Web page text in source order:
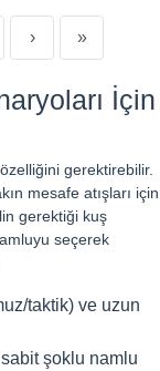
› »
İçin
gerektirebilir.
mesafe atışları için
gerektiği kuş
seçerek
taktik) ve uzun
şoklu namlu